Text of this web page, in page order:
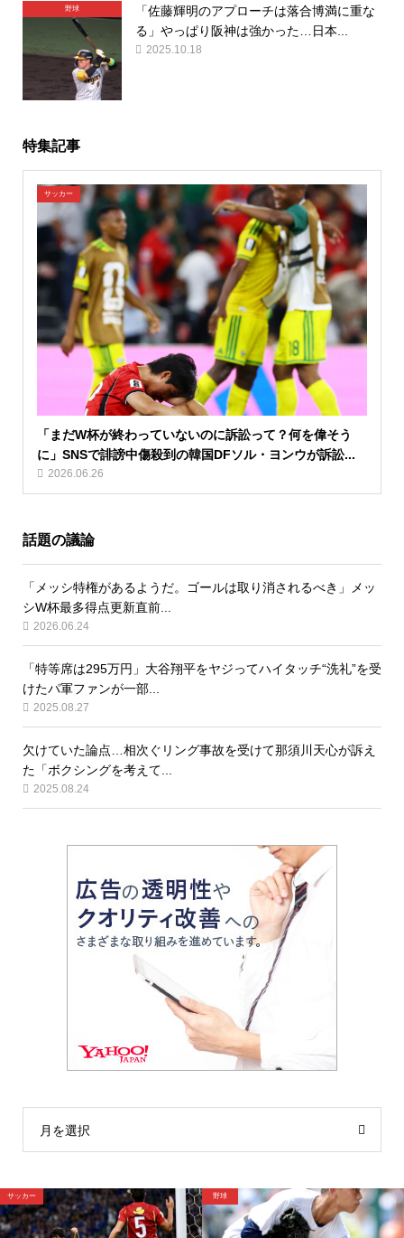
野球
「佐藤輝明のアプローチは落合博満に重な
る」やっぱり阪神は強かった…日本...
2025.10.18
特集記事
サッカー
「まだW杯が終わっていないのに訴訟って？何を偉そう
に」SNSで誹謗中傷殺到の韓国DFソル・ヨンウが訴訟...
2026.06.26
話題の議論
「メッシ特権があるようだ。ゴールは取り消されるべき」メッ
シW杯最多得点更新直前...
2026.06.24
「特等席は295万円」大谷翔平をヤジってハイタッチ“洗礼”を受
けたパ軍ファンが一部...
2025.08.27
欠けていた論点…相次ぐリング事故を受けて那須川天心が訴え
た「ボクシングを考えて...
2025.08.24
月を選択
サッカー 野球